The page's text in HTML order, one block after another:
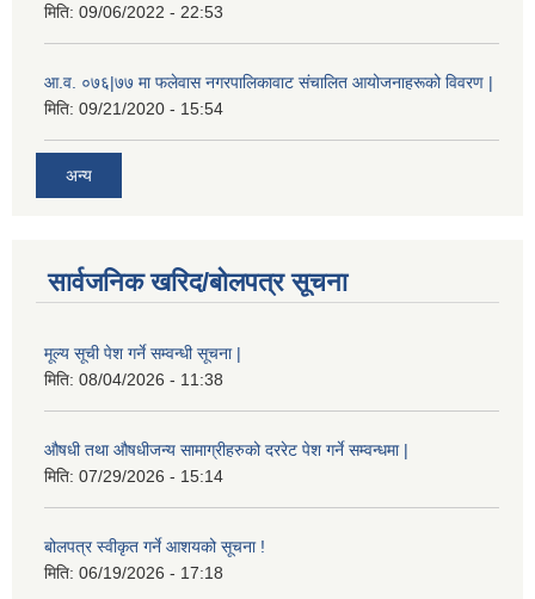
मिति: 09/06/2022 - 22:53
आ.व. ०७६|७७ मा फलेवास नगरपालिकावाट संचालित आयोजनाहरूको विवरण |
मिति: 09/21/2020 - 15:54
अन्य
सार्वजनिक खरिद/बोलपत्र सूचना
मूल्य सूची पेश गर्ने सम्वन्धी सूचना |
मिति: 08/04/2026 - 11:38
औषधी तथा औषधीजन्य सामाग्रीहरुको दररेट पेश गर्ने सम्वन्धमा |
मिति: 07/29/2026 - 15:14
बोलपत्र स्वीकृत गर्ने आशयको सूचना !
मिति: 06/19/2026 - 17:18